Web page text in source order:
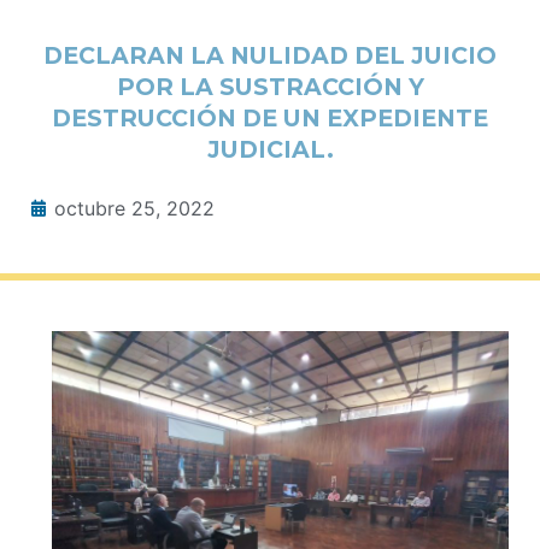
DECLARAN LA NULIDAD DEL JUICIO
POR LA SUSTRACCIÓN Y
DESTRUCCIÓN DE UN EXPEDIENTE
JUDICIAL.
octubre 25, 2022